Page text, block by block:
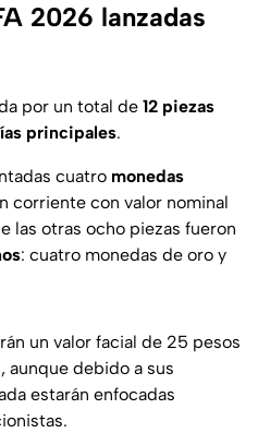
2026 lanzadas
por un total de 12 piezas
principales.
cuatro monedas
corriente con valor nominal
las otras ocho piezas fueron
: cuatro monedas de oro y
un valor facial de 25 pesos
aunque debido a sus
estarán enfocadas